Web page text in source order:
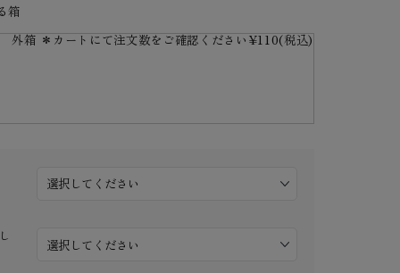
箱
外箱 ＊カートにて注文数をご確認ください¥110(税込)